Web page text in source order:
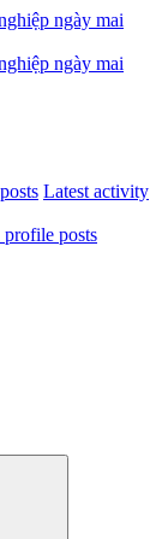
Latest activity
profile posts